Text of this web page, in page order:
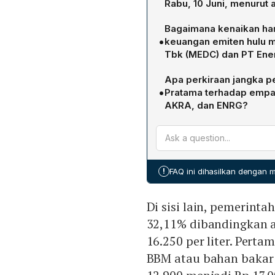
Rabu, 10 Juni, menurut
Elandry Pratama menilai
harga minyak global,
rebound pada grafik
dunia lebih dominan
negeri, sehingga
komoditas internasional.
•
Bagaimana kenaikan
keuangan emiten hulu
Tbk (MEDC) dan PT
Kenaikan harga minyak
profitabilitas hulu migas
yang lebih tinggi,
signifikan. Kondisi ini
gilirannya dapat
terpapar volatilitas harga
•
Apa perkiraan jangka
Pratama terhadap
AKRA, dan ENRG?
Elandry memproyeksikan
ke Rp1.700, AKRA ke
menjagokan MEDC dan
menawarkan potensi
! FAQ ini dihasilkan dengan
Di sisi lain,
32,11% dibandingkan
16.250 per liter.
BBM atau bahan